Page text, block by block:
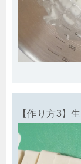
【作り方3】